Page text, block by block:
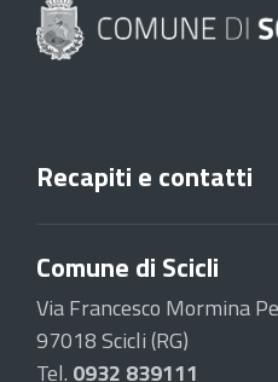
Recapiti e contatti
Comune di Scicli
Via Francesco Mormina
97018 Scicli (RG)
Tel. 0932 839111